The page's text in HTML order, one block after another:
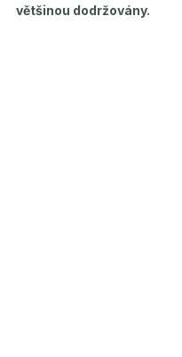
většinou dodržovány.